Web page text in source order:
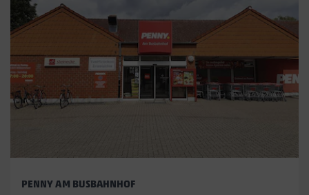
PENNY AM BUSBAHNHOF